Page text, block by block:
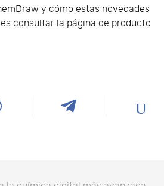
y cómo estas novedades
consultar la página de producto